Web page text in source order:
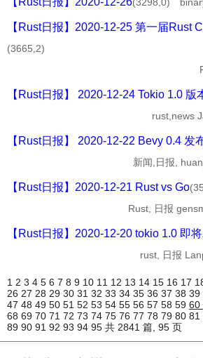
【Rust日报】2020-12-25 第一届Rust
(3665,2)
【Rust日报】 2020-12-24 Tokio 1.0 版
rust,news
【Rust日报】 2020-12-22 Bevy 0.4 发
新闻,日报,
【Rust日报】2020-12-21 Rust vs Go
Rust, 日报
【Rust日报】2020-12-20 tokio 1.0 即将
rust, 日报
1 2 3 4 5 6 7 8 9 10 11 12 13 14 15 16 17
26 27 28 29 30 31 32 33 34 35 36 37 38 39
47 48 49 50 51 52 53 54 55 56 57 58 59 60
68 69 70 71 72 73 74 75 76 77 78 79 80 81
89 90 91 92 93 94 95 共 2841 篇, 95 页